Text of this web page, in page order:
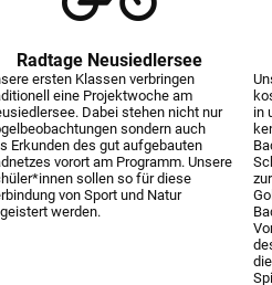
Radtage Neusiedlersee
ersten Klassen verbringen
eine Projektwoche am
Dabei stehen nicht nur
sondern auch
Erkunden des gut aufgebauten
vorort am Programm. Unsere
sollen so für diese
von Sport und Natur
werden.
in